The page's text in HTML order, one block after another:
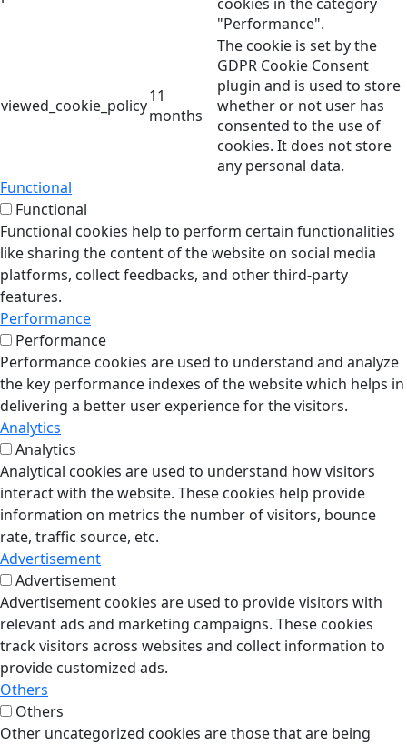
cookies in the category
"Performance".
viewed_cookie_policy11
months
The cookie is set by the
GDPR Cookie Consent
plugin and is used to store
whether or not user has
consented to the use of
cookies. It does not store
any personal data.
Functional
Functional
Functional cookies help to perform certain functionalities
like sharing the content of the website on social media
platforms, collect feedbacks, and other third-party
features.
Performance
Performance
Performance cookies are used to understand and analyze
the key performance indexes of the website which helps in
delivering a better user experience for the visitors.
Analytics
Analytics
Analytical cookies are used to understand how visitors
interact with the website. These cookies help provide
information on metrics the number of visitors, bounce
rate, traffic source, etc.
Advertisement
Advertisement
Advertisement cookies are used to provide visitors with
relevant ads and marketing campaigns. These cookies
track visitors across websites and collect information to
provide customized ads.
Others
Others
Other uncategorized cookies are those that are being